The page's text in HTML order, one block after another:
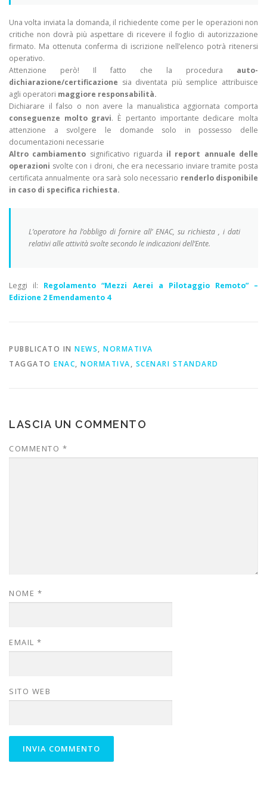
Una volta inviata la domanda, il richiedente come per le operazioni non
critiche non dovrà più aspettare di ricevere il foglio di autorizzazione
firmato. Ma ottenuta conferma di iscrizione nell’elenco potrà ritenersi
operativo.
Attenzione però! Il fatto che la procedura auto-
dichiarazione/certificazione sia diventata più semplice attribuisce
agli operatori maggiore responsabilità.
Dichiarare il falso o non avere la manualistica aggiornata comporta
conseguenze molto gravi. È pertanto importante dedicare molta
attenzione a svolgere le domande solo in possesso delle
documentazioni necessarie
Altro cambiamento significativo riguarda il report annuale delle
operazioni svolte con i droni, che era necessario inviare tramite posta
certificata annualmente ora sarà solo necessario renderlo disponibile
in caso di specifica richiesta.
L’operatore ha l’obbligo di fornire all’ ENAC, su richiesta , i dati
relativi alle attività svolte secondo le indicazioni dell’Ente.
Leggi il: Regolamento “Mezzi Aerei a Pilotaggio Remoto” –
Edizione 2 Emendamento 4
PUBBLICATO IN NEWS, NORMATIVA
TAGGATO ENAC, NORMATIVA, SCENARI STANDARD
LASCIA UN COMMENTO
COMMENTO *
NOME *
EMAIL *
SITO WEB